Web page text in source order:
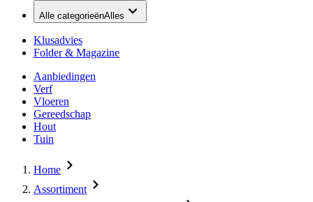
Alle categorieënAlles
Klusadvies
Folder & Magazine
Aanbiedingen
Verf
Vloeren
Gereedschap
Hout
Tuin
Home
Assortiment